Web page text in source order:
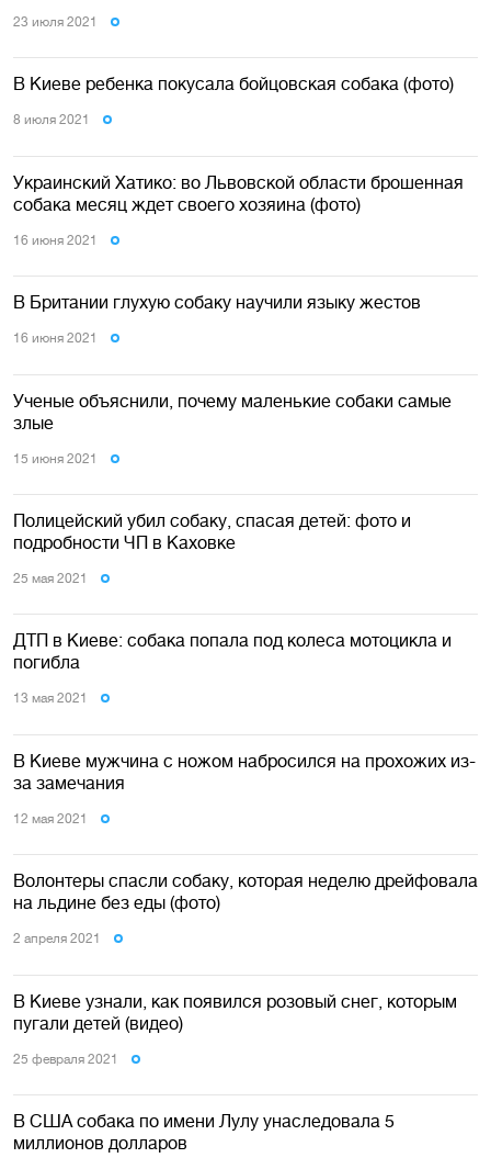
23 июля 2021
В Киеве ребенка покусала бойцовская собака (фото)
8 июля 2021
Украинский Хатико: во Львовской области брошенная
собака месяц ждет своего хозяина (фото)
16 июня 2021
В Британии глухую собаку научили языку жестов
16 июня 2021
Ученые объяснили, почему маленькие собаки самые
злые
15 июня 2021
Полицейский убил собаку, спасая детей: фото и
подробности ЧП в Каховке
25 мая 2021
ДТП в Киеве: собака попала под колеса мотоцикла и
погибла
13 мая 2021
В Киеве мужчина с ножом набросился на прохожих из-
за замечания
12 мая 2021
Волонтеры спасли собаку, которая неделю дрейфовала
на льдине без еды (фото)
2 апреля 2021
В Киеве узнали, как появился розовый снег, которым
пугали детей (видео)
25 февраля 2021
В США собака по имени Лулу унаследовала 5
миллионов долларов